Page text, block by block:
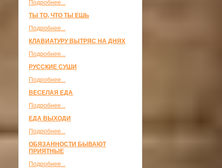
Подробнее...
ТЫ ТО, ЧТО ТЫ ЕШЬ
Подробнее...
КЛАВИАТУРУ ВЫТРЯС НА ДНЯХ
Подробнее...
РУССКИЕ СУШИ
Подробнее...
ВЕСЕЛАЯ ЕДА
Подробнее...
ЕДА ВЫХОДИ
Подробнее...
ОБЯЗАННОСТИ БЫВАЮТ
ПРИЯТНЫЕ
Подробнее...